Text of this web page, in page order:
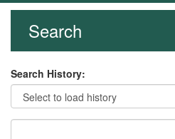
Search
Search History: